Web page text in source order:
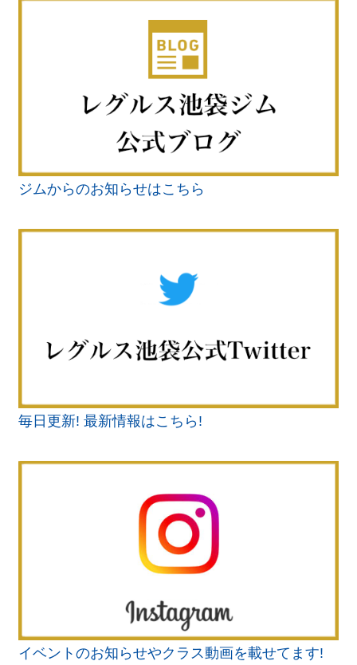
ジムからのお知らせはこちら
毎日更新!最新情報はこちら!
イベントのお知らせやクラス動画を載せてます!